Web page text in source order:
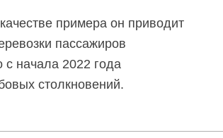
примера он приводит
пассажиров
с начала 2022 года
столкновений.